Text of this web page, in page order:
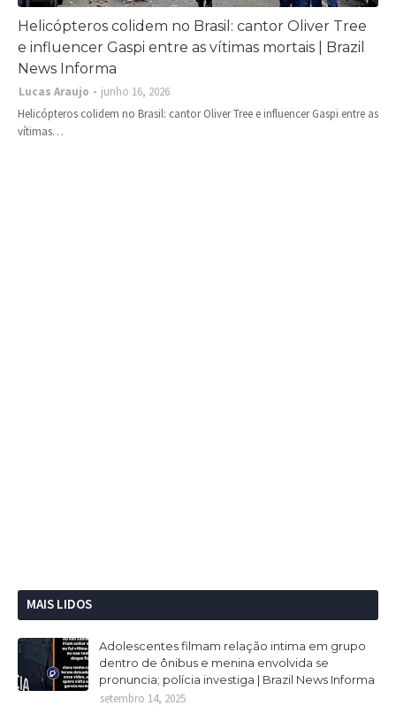
Helicópteros colidem no Brasil: cantor Oliver Tree
e influencer Gaspi entre as vítimas mortais | Brazil
News Informa
Lucas Araujo
junho 16, 2026
Helicópteros colidem no Brasil: cantor Oliver Tree e influencer Gaspi entre as
vítimas…
MAIS LIDOS
Adolescentes filmam relação intima em grupo
dentro de ônibus e menina envolvida se
pronuncia; polícia investiga | Brazil News Informa
setembro 14, 2025